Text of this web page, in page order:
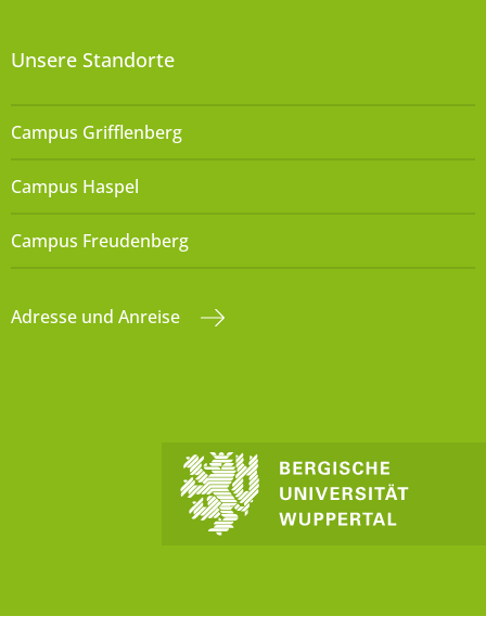
Unsere Standorte
Campus Grifflenberg
Campus Haspel
Campus Freudenberg
Adresse und Anreise